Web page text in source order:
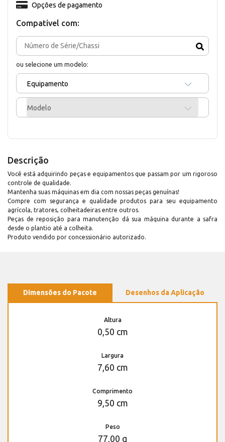
Compativel com:
ou selecione um modelo:
Equipamento
Modelo
Opções de pagamento
Descrição
Você está adquirindo peças e equipamentos que passam por um rigoroso
controle de qualidade.
Mantenha suas máquinas em dia com nossas peças genuínas!
Compre com segurança e qualidade produtos para seu equipamento
agrícola, tratores, colheitadeiras entre outros.
Peças de reposição para manutenção dá sua máquina durante a safra
desde o plantio até a colheita.
Produto vendido por concessionário autorizado.
Dimensões do Pacote Desenhos da Aplicação
Altura
0,50 cm
Largura
7,60 cm
Comprimento
9,50 cm
Peso
77,00 g